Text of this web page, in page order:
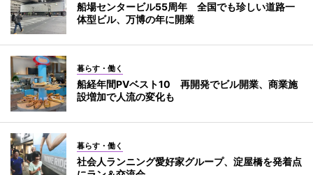
船場センタービル55周年 全国でも珍しい道路一
体型ビル、万博の年に開業
暮らす・働く
船経年間PVベスト10 再開発でビル開業、商業施
設増加で人流の変化も
暮らす・働く
社会人ランニング愛好家グループ、淀屋橋を発着点